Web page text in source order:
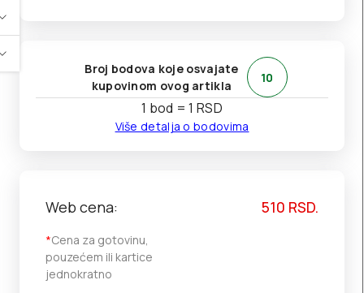
Broj bodova koje osvajate
kupovinom ovog artikla
10
1 bod = 1 RSD
Više detalja o bodovima
Web cena:
*Cena za gotovinu,
pouzećem ili kartice
jednokratno
510 RSD.